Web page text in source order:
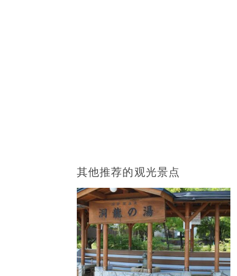
其他推荐的观光景点